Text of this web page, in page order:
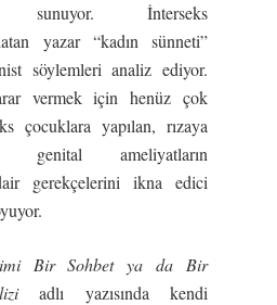
sunuyor. İnterseks
yazar “kadın sünneti”
söylemleri analiz ediyor.
vermek için henüz çok
çocuklara yapılan, rızaya
genital ameliyatların
dair gerekçelerini ikna edici
Bir Sohbet ya da Bir
adlı yazısında kendi